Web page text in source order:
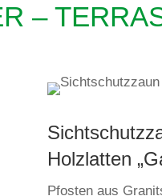
–
Holzlatten
Pfosten aus